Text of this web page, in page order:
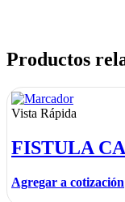
Productos
Vista Rápida
FISTULA
Agregar a cotización